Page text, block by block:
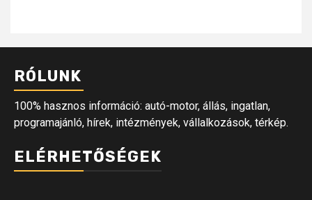
RÓLUNK
100% hasznos információ: autó-motor, állás, ingatlan,
programajánló, hírek, intézmények, vállalkozások, térkép.
ELÉRHETŐSÉGEK